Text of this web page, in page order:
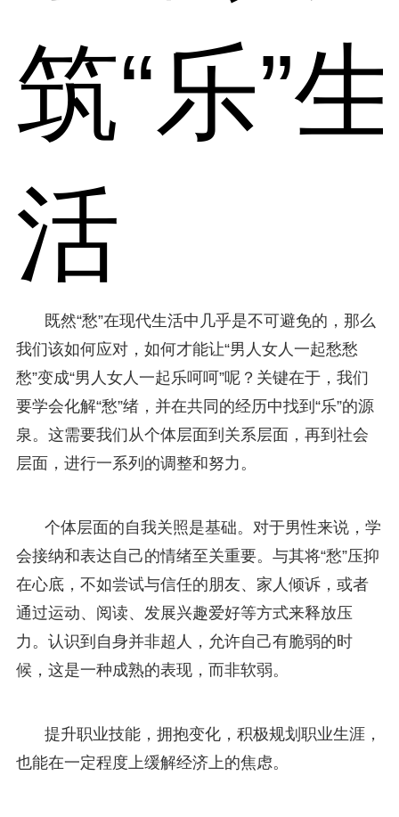
筑“乐”生
活
既然“愁”在现代生活中几乎是不可避免的，那么
我们该如何应对，如何才能让“男人女人一起愁愁
愁”变成“男人女人一起乐呵呵”呢？关键在于，我们
要学会化解“愁”绪，并在共同的经历中找到“乐”的源
泉。这需要我们从个体层面到关系层面，再到社会
层面，进行一系列的调整和努力。
个体层面的自我关照是基础。对于男性来说，学
会接纳和表达自己的情绪至关重要。与其将“愁”压抑
在心底，不如尝试与信任的朋友、家人倾诉，或者
通过运动、阅读、发展兴趣爱好等方式来释放压
力。认识到自身并非超人，允许自己有脆弱的时
候，这是一种成熟的表现，而非软弱。
提升职业技能，拥抱变化，积极规划职业生涯，
也能在一定程度上缓解经济上的焦虑。